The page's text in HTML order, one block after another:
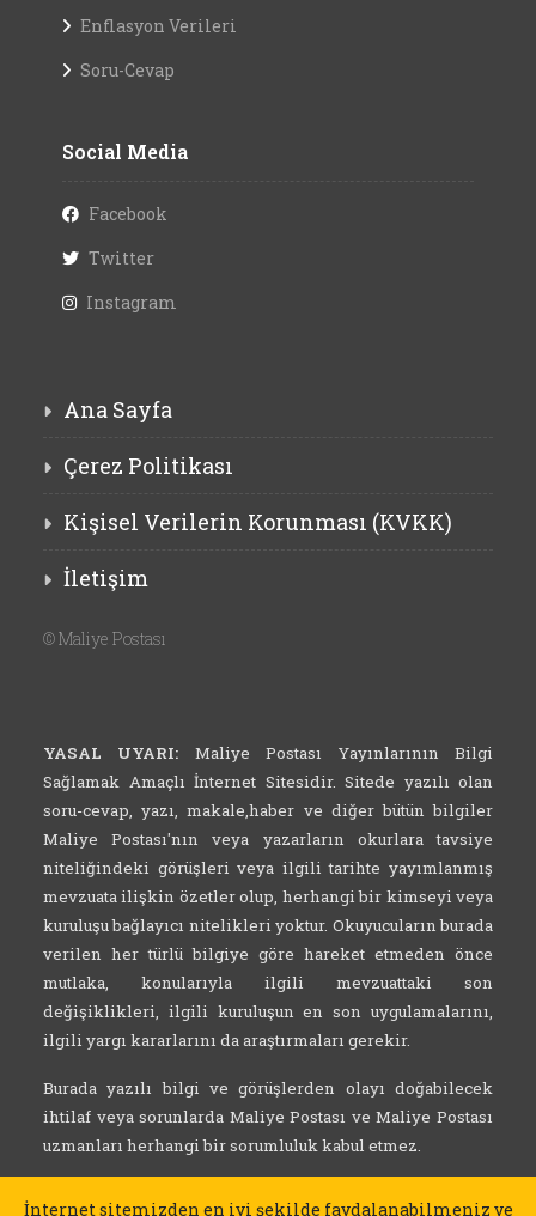
Enflasyon Verileri
Soru-Cevap
Social Media
Facebook
Twitter
Instagram
Ana Sayfa
Çerez Politikası
Kişisel Verilerin Korunması (KVKK)
İletişim
©Maliye Postası
YASAL UYARI: Maliye Postası Yayınlarının Bilgi
Sağlamak Amaçlı İnternet Sitesidir. Sitede yazılı olan
soru-cevap, yazı, makale,haber ve diğer bütün bilgiler
Maliye Postası'nın veya yazarların okurlara tavsiye
niteliğindeki görüşleri veya ilgili tarihte yayımlanmış
mevzuata ilişkin özetler olup, herhangi bir kimseyi veya
kuruluşu bağlayıcı nitelikleri yoktur. Okuyucuların burada
verilen her türlü bilgiye göre hareket etmeden önce
mutlaka, konularıyla ilgili mevzuattaki son
değişiklikleri, ilgili kuruluşun en son uygulamalarını,
ilgili yargı kararlarını da araştırmaları gerekir.
Burada yazılı bilgi ve görüşlerden olayı doğabilecek
ihtilaf veya sorunlarda Maliye Postası ve Maliye Postası
uzmanları herhangi bir sorumluluk kabul etmez.
İnternet sitemizden en iyi şekilde faydalanabilmeniz ve